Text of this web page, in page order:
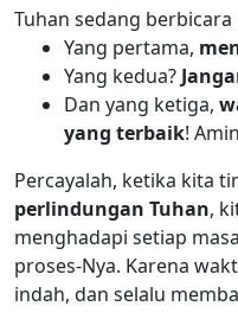
Tuhan sedang
Yang pertama,
Yang kedua?
Dan yang ketiga,
yang terbaik!
Percayalah, ketika kita
perlindungan Tuhan,
menghadapi setiap
proses-Nya. Karena
indah, dan selalu